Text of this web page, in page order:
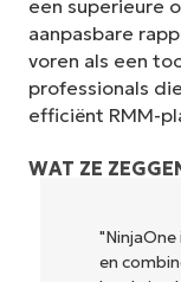
een superieure
aanpasbare
voren als een
professionals
efficiënt RMM-
WAT ZE
en